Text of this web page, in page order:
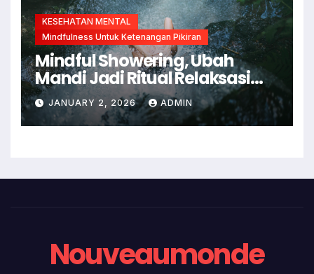
KESEHATAN MENTAL
Mindfulness Untuk Ketenangan Pikiran
Mindful Showering, Ubah
Mandi Jadi Ritual Relaksasi
dan Kesadaran Diri
JANUARY 2, 2026 ADMIN
Nouveaumonde